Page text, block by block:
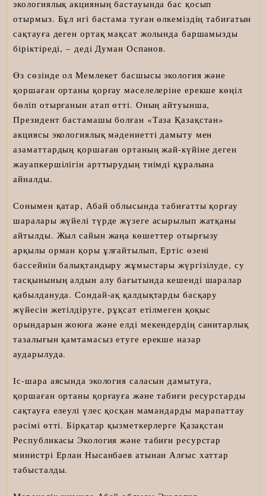
экологиялық акцияның бастауында бас қосып
отырмыз. Бұл игі бастама туған өлкеміздің табиғатын
сақтауға деген ортақ мақсат жолында баршамызды
біріктіреді, – деді Думан Оспанов.
Өз сөзінде ол Мемлекет басшысы экология және
қоршаған ортаны қорғау мәселелеріне ерекше көңіл
бөліп отырғанын атап өтті. Оның айтуынша,
Президент бастамашы болған «Таза Қазақстан»
акциясы экологиялық мәдениетті дамыту мен
азаматтардың қоршаған ортаның жай-күйіне деген
жауапкершілігін арттырудың тиімді құралына
айналды.
Сонымен қатар, Абай облысында табиғатты қорғау
шаралары жүйелі түрде жүзеге асырылып жатқаны
айтылды. Жыл сайын жаңа көшеттер отырғызу
арқылы орман қоры ұлғайтылып, Ертіс өзені
бассейнін балықтандыру жұмыстары жүргізілуде, су
тасқынының алдын алу бағытында кешенді шаралар
қабылдануда. Сондай-ақ қалдықтарды басқару
жүйесін жетілдіруге, рұқсат етілмеген қоқыс
орындарын жоюға және елді мекендердің санитарлық
тазалығын қамтамасыз етуге ерекше назар
аударылуда.
Іс-шара аясында экология саласын дамытуға,
қоршаған ортаны қорғауға және табиғи ресурстарды
сақтауға елеулі үлес қосқан мамандарды марапаттау
рәсімі өтті. Бірқатар қызметкерлерге Қазақстан
Республикасы Экология және табиғи ресурстар
министрі Ерлан Нысанбаев атынан Алғыс хаттар
табысталды.